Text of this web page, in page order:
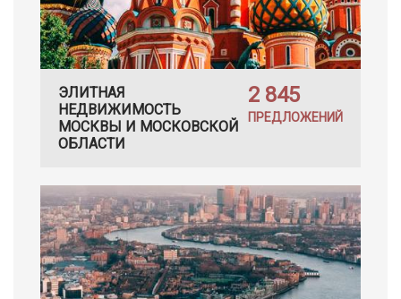
ЭЛИТНАЯ
НЕДВИЖИМОСТЬ
МОСКВЫ И МОСКОВСКОЙ
ОБЛАСТИ
2 845
ПРЕДЛОЖЕНИЙ